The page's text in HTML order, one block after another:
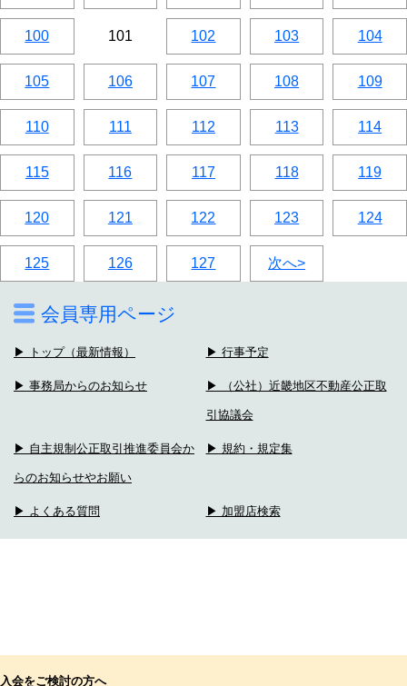
会員専用ページ
▶ トップ（最新情報） ▶ 行事予定
▶ 事務局からのお知らせ ▶ （公社）近畿地区不動産公正取
引協議会
▶ 自主規制公正取引推進委員会か
らのお知らせやお願い
▶ 規約・規定集
▶ よくある質問 ▶ 加盟店検索
100 101 102 103 104
105 106 107 108 109
110 111 112 113 114
115 116 117 118 119
120 121 122 123 124
125 126 127 次へ>
入会をご検討の方へ